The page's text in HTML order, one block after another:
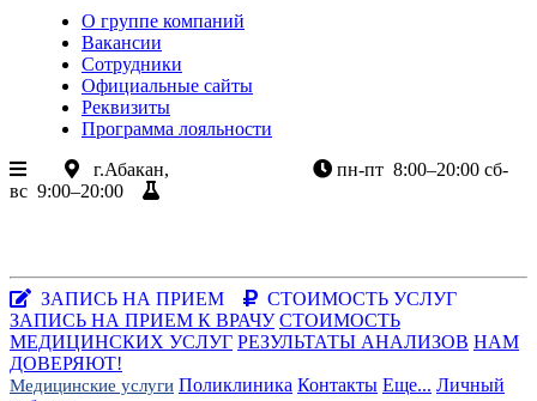
О группе компаний
Вакансии
Сотрудники
Официальные сайты
Реквизиты
Программа лояльности
г.Абакан,
пн-пт 8:00–20:00 сб-
вс 9:00–20:00
ЗАПИСЬ НА ПРИЕМ
СТОИМОСТЬ УСЛУГ
ЗАПИСЬ НА ПРИЕМ К ВРАЧУ СТОИМОСТЬ
МЕДИЦИНСКИХ УСЛУГ РЕЗУЛЬТАТЫ АНАЛИЗОВ НАМ
ДОВЕРЯЮТ!
Медицинские услуги Поликлиника Контакты Еще... Личный